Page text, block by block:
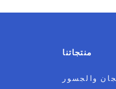
منتجاتنا
والجسور